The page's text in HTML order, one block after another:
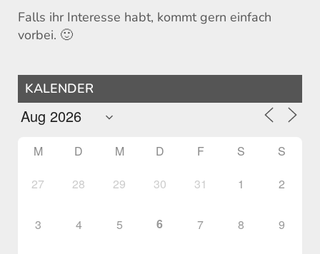
Falls ihr Interesse habt, kommt gern einfach
vorbei. 🙂
KALENDER
M D M D F S S
27 28 29 30 31 1 2
3 4 5 6 7 8 9